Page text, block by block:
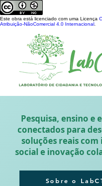
Este obra está licenciado com uma Licença
Atribuição-NãoComercial 4.0 Internacional
Pesquisa, ensino e
conectados para
soluções reais
social e inovação
Sobre o